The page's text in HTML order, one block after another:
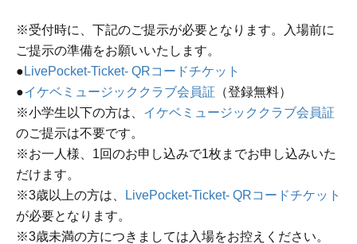
※受付時に、下記のご提示が必要となります。入場前に
ご提示の準備をお願いいたします。
● LivePocket-Ticket- QRコードチケット
●イケベミュージッククラブ会員証 （登録無料）
※小学生以下の方は、 イケベミュージッククラブ会員証
のご提示は不要です。
※お一人様、1回のお申し込みで1枚までお申し込みいた
だけます。
※3歳以上の方は、
LivePocket-Ticket- QRコードチケット
が必要となります。
※3歳未満の方につきましては入場をお控えください。